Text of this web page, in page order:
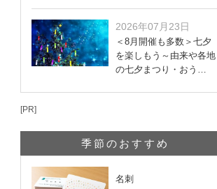
2026年07月23日
＜8月開催も多数＞七夕
を楽しもう～由来や各地
の七夕まつり・おう…
[PR]
季節のおすすめ
名刺